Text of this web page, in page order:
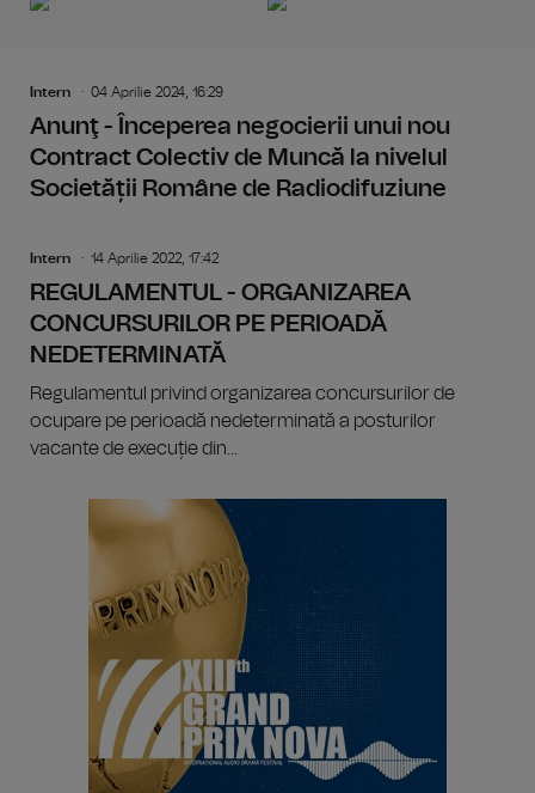
Intern 04 Aprilie 2024, 16:29
Anunţ - Începerea negocierii unui nou
Contract Colectiv de Muncă la nivelul
Societății Române de Radiodifuziune
Intern 14 Aprilie 2022, 17:42
REGULAMENTUL - ORGANIZAREA
CONCURSURILOR PE PERIOADĂ
NEDETERMINATĂ
Regulamentul privind organizarea concursurilor de
ocupare pe perioadă nedeterminată a posturilor
vacante de execuție din...